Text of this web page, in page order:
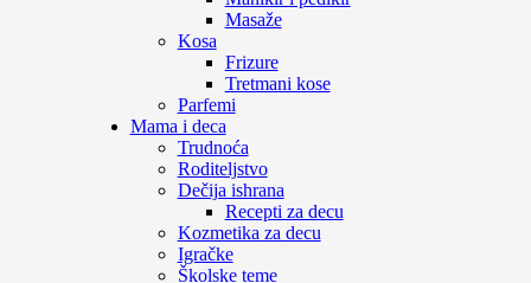
Masaže
Kosa
Frizure
Tretmani kose
Parfemi
Mama i deca
Trudnoća
Roditeljstvo
Dečija ishrana
Recepti za decu
Kozmetika za decu
Igračke
Školske teme